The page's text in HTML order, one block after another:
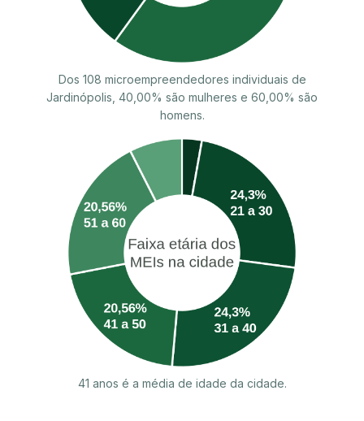
Dos 108 microempreendedores individuais de
Jardinópolis, 40,00% são mulheres e 60,00% são
homens.
41 anos é a média de idade da cidade.